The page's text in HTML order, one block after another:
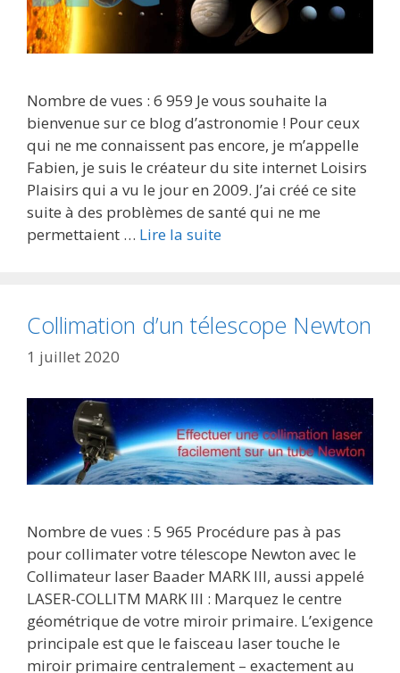
Nombre de vues : 6 959 Je vous souhaite la
bienvenue sur ce blog d’astronomie ! Pour ceux
qui ne me connaissent pas encore, je m’appelle
Fabien, je suis le créateur du site internet Loisirs
Plaisirs qui a vu le jour en 2009. J’ai créé ce site
suite à des problèmes de santé qui ne me
permettaient … Lire la suite
Collimation d’un télescope Newton
1 juillet 2020
Nombre de vues : 5 965 Procédure pas à pas
pour collimater votre télescope Newton avec le
Collimateur laser Baader MARK III, aussi appelé
LASER-COLLITM MARK III : Marquez le centre
géométrique de votre miroir primaire. L’exigence
principale est que le faisceau laser touche le
miroir primaire centralement – exactement au